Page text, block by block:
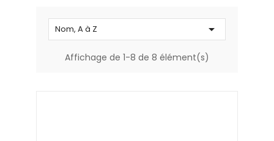
Nom, A à Z 
Affichage de 1-8 de 8 élément(s)